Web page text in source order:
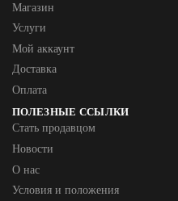
Магазин
Услуги
Мой аккаунт
Доставка
Оплата
ПОЛЕЗНЫЕ ССЫЛКИ
Стать продавцом
Новости
О нас
Условия и положения